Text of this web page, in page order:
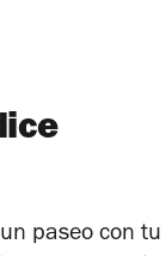
paseo con